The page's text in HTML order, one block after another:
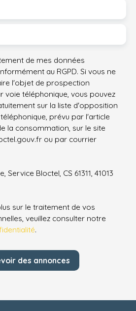
de mes données
au RGPD. Si vous ne
l'objet de prospection
voie téléphonique, vous pouvez
sur la liste d'opposition
prévu par l'article
la consommation, sur le site
ou par courrier
Service Bloctel, CS 61311, 41013
sur le traitement de vos
veuillez consulter notre
.
des annonces